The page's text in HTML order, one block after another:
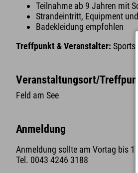
Teilnahme ab 9 Jahren mit
Strandeintritt, Equipment
Badekleidung empfohlen
Treffpunkt & Veranstalter:
Veranstaltungsort/
Feld am See
Anmeldung
Anmeldung sollte am Vortag bis
Tel. 0043 4246 3188